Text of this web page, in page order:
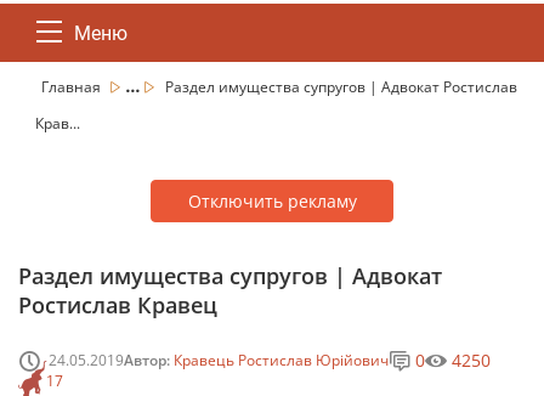
Меню
Главная ...
Раздел имущества супругов | Адвокат Ростислав
Крав...
Отключить рекламу
Раздел имущества супругов | Адвокат
Ростислав Кравец
24.05.2019Автор: Кравець Ростислав Юрійович
17
0 4250